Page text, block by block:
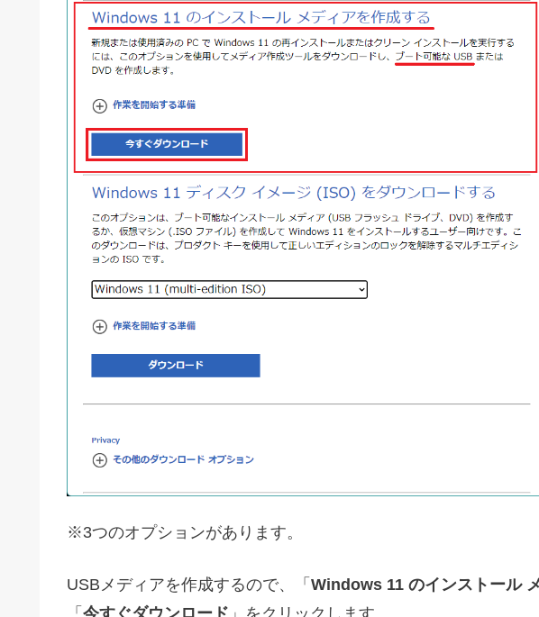
※3つのオプションがあります。
USBメディアを作成するので、「 Windows 11 のインストール
「 今すぐダウンロード 」をクリックします。